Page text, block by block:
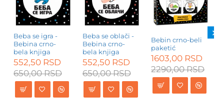
Beba se igra -
Bebina crno-
bela knjiga
552,50 RSD
650,00 RSD
Beba se oblači -
Bebina crno-
bela knjiga
552,50 RSD
650,00 RSD
Bebin crno-beli
paketić
1603,00 RSD
2290,00 RSD